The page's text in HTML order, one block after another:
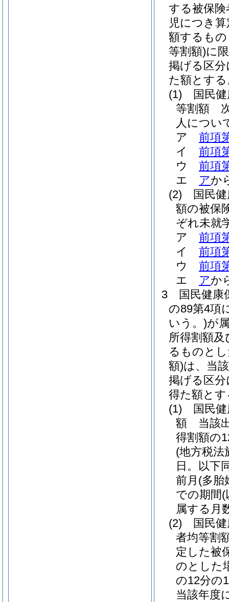
する被保険
児につき
額するも
等割額)に
掲げる区
た額とす
(1)
国民
等割額
人につい
ア
前項
イ
前項
ウ
前項
エ
アか
(2)
国民
額の被保
ぞれ未就
ア
前項
イ
前項
ウ
前項
エ
アか
3
国民健康
の89第4項
いう。)が
所得割額
るものと
額)は、当
掲げる区
得た額とす
(1)
国民
額 当該
得割額の
(地方税法
日。以下
前月 (多胎
での期間(
属する月
(2)
国民
者均等割
定した被
のとした
の12分の
当該年度